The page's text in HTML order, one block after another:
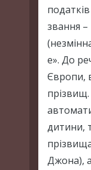
звання –
е». До
Європи,
прізвищ.
дитини,
Джона),